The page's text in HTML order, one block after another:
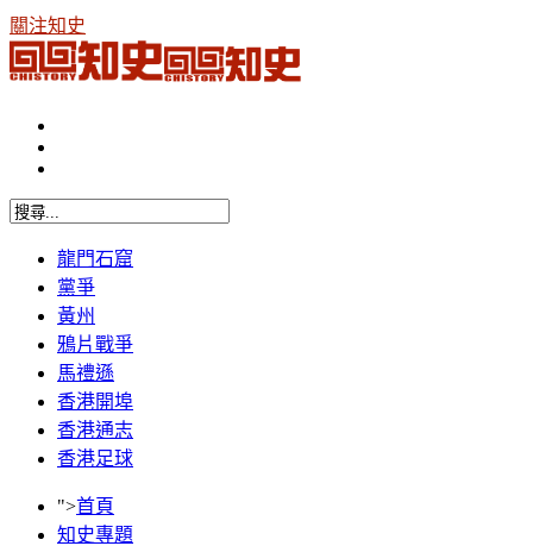
關注知史
龍門石窟
黨爭
黃州
鴉片戰爭
馬禮遜
香港開埠
香港通志
香港足球
">首頁
知史專題